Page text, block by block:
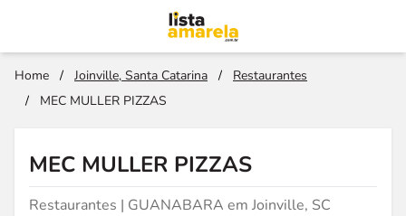
Home / Joinville, Santa Catarina /
Restaurantes
/
MEC MULLER PIZZAS
MEC MULLER PIZZAS
Restaurantes | GUANABARA em Joinville, SC